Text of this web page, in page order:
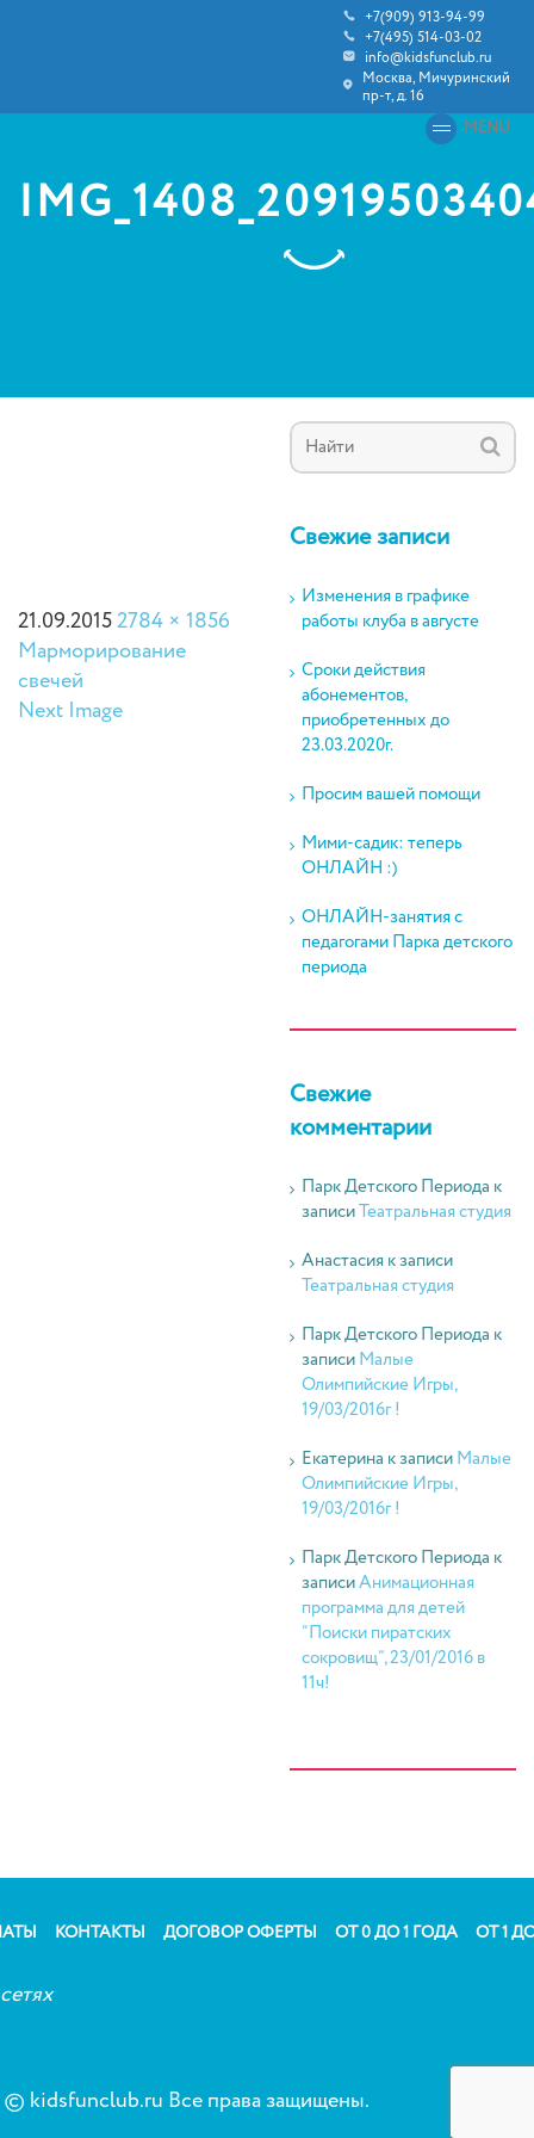
+7(909) 913-94-99
+7(495) 514-03-02
info@kidsfunclub.ru
Москва, Мичуринский
пр-т, д. 16
MENU
21.09.20152784 × 1856
Марморирование
свечей
Next Image
Свежие записи
Изменения в графике
работы клуба в августе
Сроки действия
абонементов,
приобретенных до
23.03.2020г.
Просим вашей помощи
Мими-садик: теперь
ОНЛАЙН :)
ОНЛАЙН-занятия с
педагогами Парка детского
периода
Свежие
комментарии
Парк Детского Периода к
записиТеатральная студия
Анастасияк записи
Театральная студия
Парк Детского Периода к
записиМалые
Олимпийские Игры,
19/03/2016г !
Екатерина к записиМалые
Олимпийские Игры,
19/03/2016г !
Парк Детского Периода к
записиАнимационная
программа для детей
“Поиски пиратских
сокровищ”, 23/01/2016 в
11ч!
КОНТАКТЫ ДОГОВОР ОФЕРТЫ ОТ 0 ДО 1 ГОДА ОТ 1
© kidsfunclub.ru Все права защищены.